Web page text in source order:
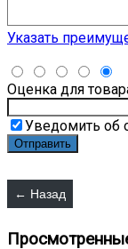
Указать
Оценка для
Уведомить об